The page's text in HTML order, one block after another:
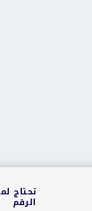
تحتاج
الرقم